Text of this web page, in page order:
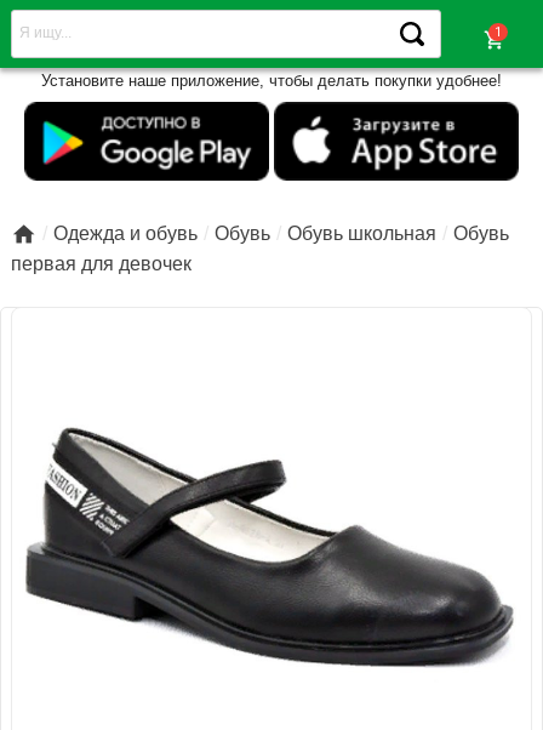
shopping_cart
Установите наше приложение, чтобы делать покупки удобнее!
 Одежда и обувь Обувь Обувь школьная
Обувь
первая для девочек